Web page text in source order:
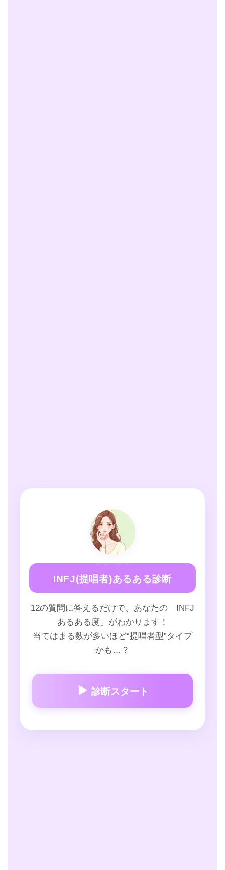
INFJ(提唱者)あるある診断
12の質問に答えるだけで、あなたの「INFJ
あるある度」がわかります！
当てはまる数が多いほど“提唱者型”タイプ
かも…？
▶ 診断スタート